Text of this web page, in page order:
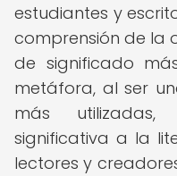
estudiantes y
comprensión de la
de significado
metáfora, al ser
más
significativa a la
lectores y